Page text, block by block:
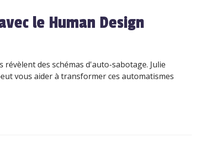
le Human Design
des schémas d'auto-sabotage. Julie
vous aider à transformer ces automatismes